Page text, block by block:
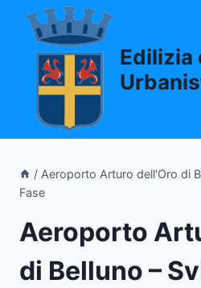
Salta
contenuto
Edilizia
/ Aeroporto Arturo dell'Oro di
Fase
Aeroporto
di Belluno –